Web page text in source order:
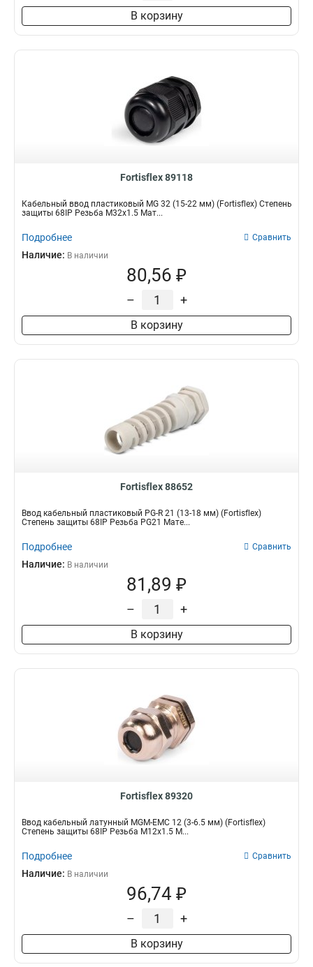
В корзину
Fortisflex 89118
Кабельный ввод пластиковый МG 32 (15-22 мм) (Fortisflex) Степень
защиты 68IP Резьба M32x1.5 Мат...
Подробнее Сравнить
Наличие: В наличии
80,56 ₽
– +
В корзину
Fortisflex 88652
Ввод кабельный пластиковый PG-R 21 (13-18 мм) (Fortisflex)
Степень защиты 68IP Резьба PG21 Мате...
Подробнее Сравнить
Наличие: В наличии
81,89 ₽
– +
В корзину
Fortisflex 89320
Ввод кабельный латунный MGM-EMC 12 (3-6.5 мм) (Fortisflex)
Степень защиты 68IP Резьба M12x1.5 М...
Подробнее Сравнить
Наличие: В наличии
96,74 ₽
– +
В корзину